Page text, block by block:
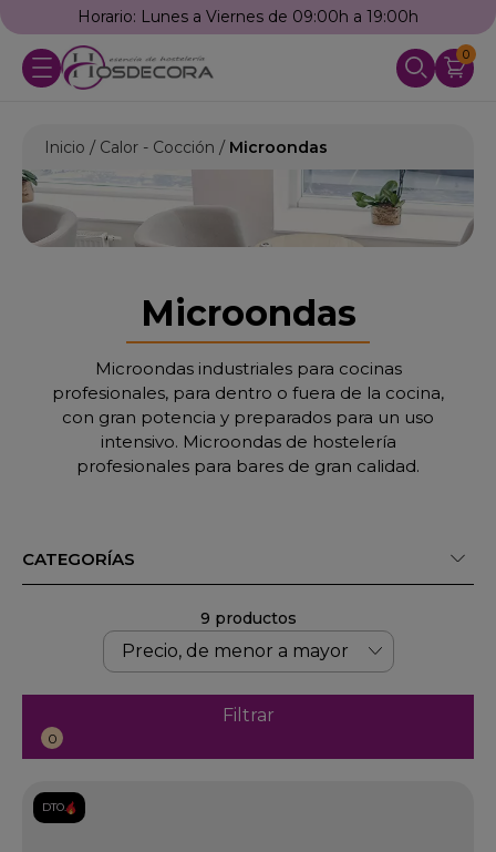
Llámanos: 976 25 59 91
0
Inicio Calor - Cocción Microondas
Microondas
Microondas industriales para cocinas
profesionales, para dentro o fuera de la cocina,
con gran potencia y preparados para un uso
intensivo. Microondas de hostelería
profesionales para bares de gran calidad.
CATEGORÍAS
9 productos
Filtrar
0
DTO.